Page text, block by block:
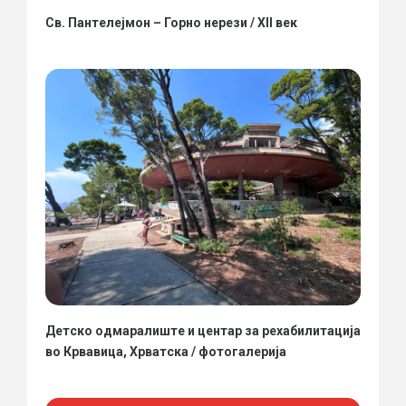
Св. Пантелејмон – Горно нерези / XII век
Детско одмаралиште и центар за рехабилитација
во Крвавица, Хрватска / фотогалерија